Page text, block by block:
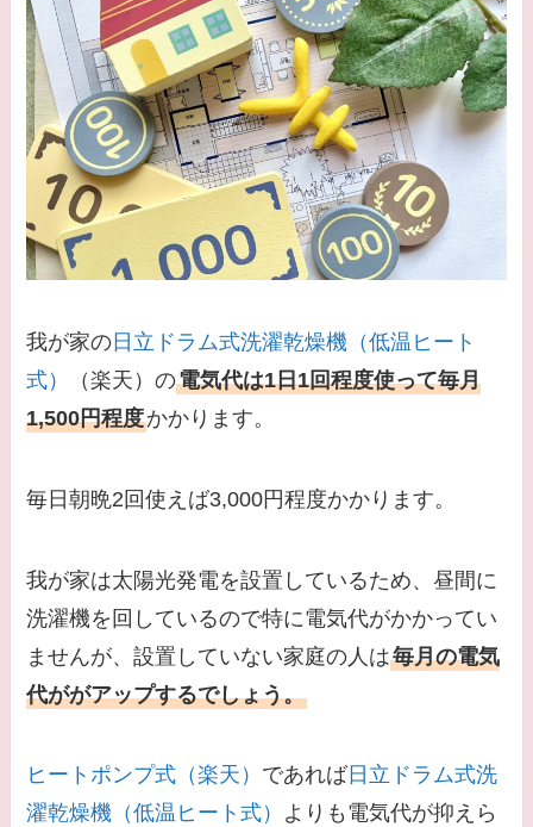
我が家の日立ドラム式洗濯乾燥機（低温ヒート
式）
（楽天）の電気代は1日1回程度使って毎月
1,500円程度かかります。
毎日朝晩2回使えば3,000円程度かかります。
我が家は太陽光発電を設置しているため、昼間に
洗濯機を回しているので特に電気代がかかってい
ませんが、設置していない家庭の人は毎月の電気
代ががアップするでしょう。
ヒートポンプ式（楽天） であれば日立ドラム式洗
濯乾燥機（低温ヒート式） よりも電気代が抑えら